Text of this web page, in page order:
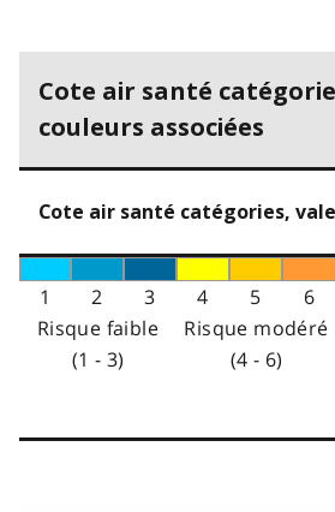
Cote air santé
couleurs associées
Cote air santé catégories,
1 2 3 4 5 6
Risque faible
(1 - 3)
Risque modéré
(4 - 6)